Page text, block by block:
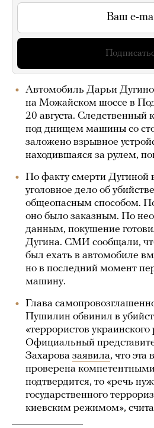
Автомобиль Дарьи
на Можайском шоссе в
20 августа. Следственный
под днищем машины со
заложено взрывное
находившаяся за рулем,
По факту смерти Дугиной
уголовное дело об
общеопасным способом.
оно было заказным. По
данным, покушение
Дугина. СМИ сообщали,
был ехать в автомобиле
но в последний момент
машину.
Глава
Пушилин обвинил в
«террористов
Официальный
Захарова заявила, что эта
проверена
подтвердится, то «речь
государственного
киевским режимом»,